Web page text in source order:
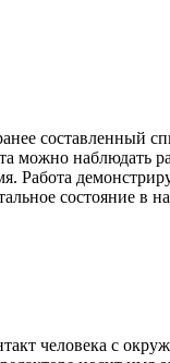
составленный
можно наблюдать
Работа
состояние в
человека с